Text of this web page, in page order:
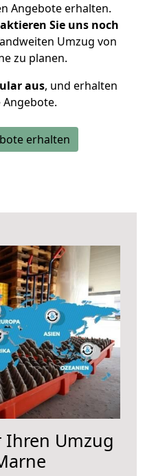
Angebote erhalten.
Sie uns noch
Umzug von
zu planen.
aus, und erhalten
Angebote.
erhalten
Ihren Umzug